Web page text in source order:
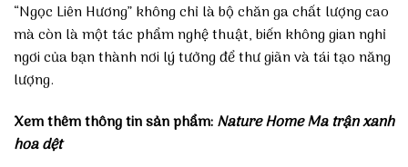
“Ngọc Liên Hương” không chỉ là bộ chăn ga chất lượng cao
mà còn là một tác phẩm nghệ thuật, biến không gian nghỉ
ngơi của bạn thành nơi lý tưởng để thư giãn và tái tạo năng
lượng.
Xem thêm thông tin sản phẩm:Nature Home Ma trận xanh
hoa dệt